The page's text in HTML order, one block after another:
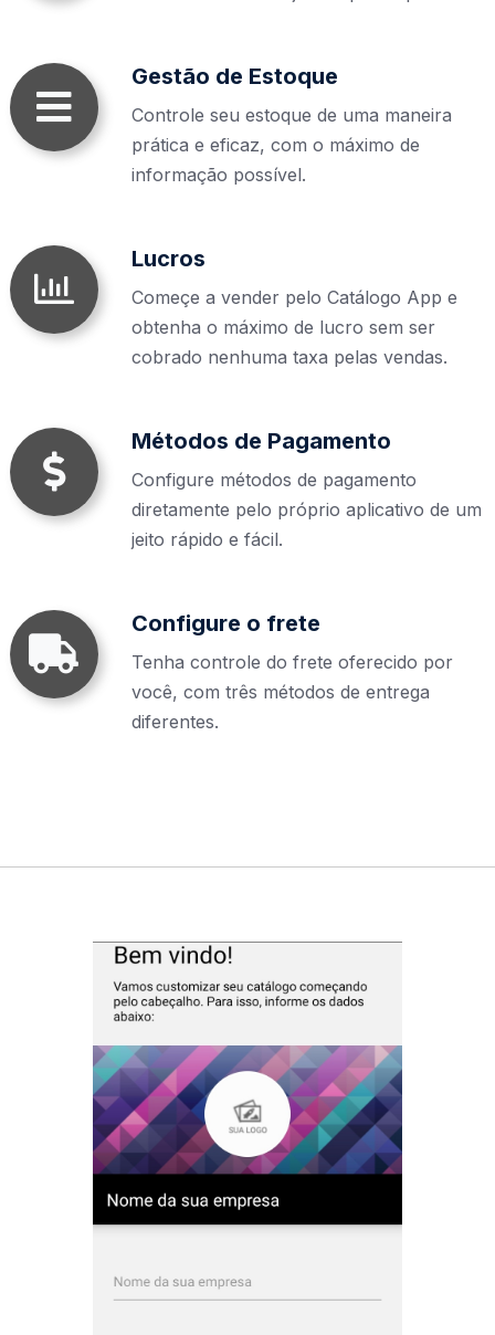
Gestão de Estoque
Controle seu estoque de uma maneira
prática e eficaz, com o máximo de
informação possível.
Lucros
Começe a vender pelo Catálogo App e
obtenha o máximo de lucro sem ser
cobrado nenhuma taxa pelas vendas.
Métodos de Pagamento
Configure métodos de pagamento
diretamente pelo próprio aplicativo de um
jeito rápido e fácil.
Configure o frete
Tenha controle do frete oferecido por
você, com três métodos de entrega
diferentes.